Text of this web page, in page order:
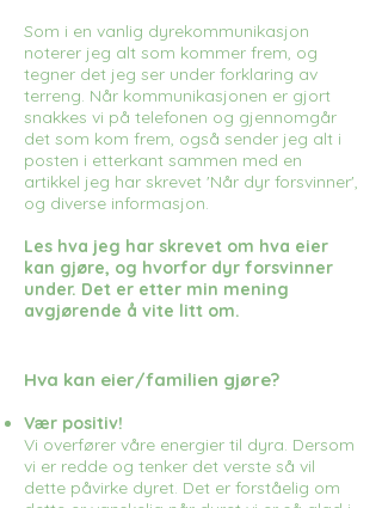
Som i en vanlig dyrekommunikasjon
noterer jeg alt som kommer frem, og
tegner det jeg ser under forklaring av
terreng. Når kommunikasjonen er gjort
snakkes vi på telefonen og gjennomgår
det som kom frem, også sender jeg alt i
posten i etterkant sammen med en
artikkel jeg har skrevet 'Når dyr forsvinner',
og diverse informasjon.
Les hva jeg har skrevet om hva eier
kan gjøre, og hvorfor dyr forsvinner
under. Det er etter min mening
avgjørende å vite litt om.
Hva kan eier/familien gjøre?
Vær positiv!
Vi overfører våre energier til dyra. Dersom
vi er redde og tenker det verste så vil
dette påvirke dyret. Det er forståelig om